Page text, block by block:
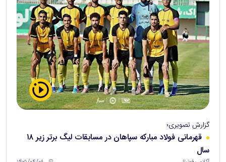
گزارش تصویری؛
قهرمانی فولاد مبارکه سپاهان در مسابقات لیگ برتر زیر ۱۸
سال